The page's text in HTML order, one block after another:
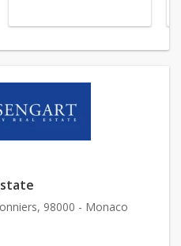
98000 - Monaco